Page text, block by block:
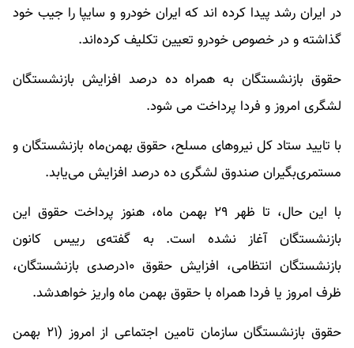
در ایران رشد پیدا کرده اند که ایران خودرو و سایپا را جیب خود
گذاشته و در خصوص خودرو تعیین تکلیف کرده‌اند.
حقوق بازنشستگان به همراه ده درصد افزایش بازنشستگان
لشگری امروز و فردا پرداخت می شود.
با تایید ستاد کل نیروهای مسلح، حقوق بهمن‌ماه بازنشستگان و
مستمری‌بگیران صندوق لشگری ده درصد افزایش می‌یابد.
با این حال، تا ظهر ۲۹ بهمن ماه، هنوز پرداخت حقوق این
بازنشستگان آغاز نشده است. به گفته‌ی رییس کانون
بازنشستگان انتظامی، افزایش حقوق ۱۰درصدی بازنشستگان،
ظرف امروز یا فردا همراه با حقوق بهمن ماه واریز خواهدشد.
حقوق بازنشستگان سازمان تامین اجتماعی از امروز (۲۱ بهمن